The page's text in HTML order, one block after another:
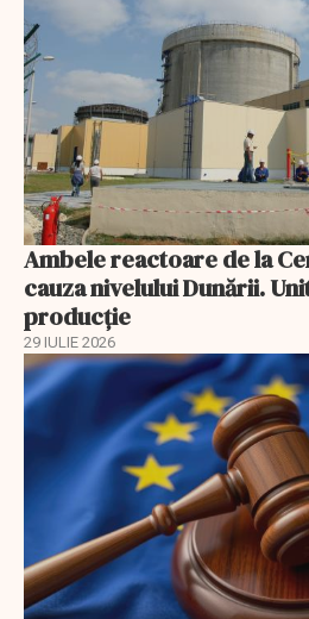
Ambele reactoare de la
cauza nivelului Dunării.
producție
29 IULIE 2026